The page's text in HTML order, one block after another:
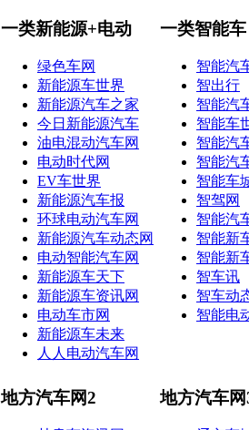
一类新能源+电动
绿色车网
新能源车世界
新能源汽车之家
今日新能源汽车
油电混动汽车网
电动时代网
EV车世界
新能源汽车报
环球电动汽车网
新能源汽车动态网
电动智能汽车网
新能源车天下
新能源车资讯网
电动车市网
新能源车未来
人人电动汽车网
一类智能车
智能汽
智出行
智能汽
智能车
智能汽
智能汽
智能车
智驾网
智能汽
智能新
智能新
智车讯
智车动
智能电
地方汽车网2 地方汽车网